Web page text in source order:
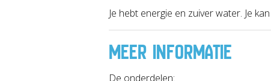
Je hebt energie en zuiver water. Je
MEER INFORMATIE
De onderdelen: